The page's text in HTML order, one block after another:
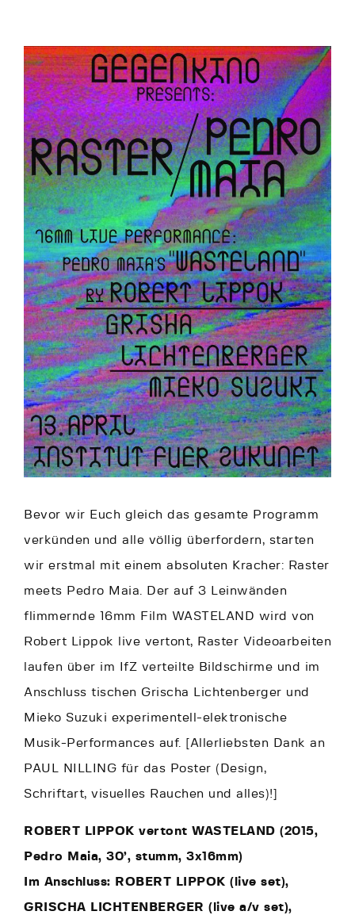
Bevor wir Euch gleich das gesamte Programm
verkünden und alle völlig überfordern, starten
wir erstmal mit einem absoluten Kracher: Raster
meets Pedro Maia. Der auf 3 Leinwänden
flimmernde 16mm Film WASTELAND wird von
Robert Lippok live vertont, Raster Videoarbeiten
laufen über im IfZ verteilte Bildschirme und im
Anschluss tischen Grischa Lichtenberger und
Mieko Suzuki experimentell-elektronische
Musik-Performances auf. [Allerliebsten Dank an
PAUL NILLING für das Poster (Design,
Schriftart, visuelles Rauchen und alles)!]
ROBERT LIPPOK vertont WASTELAND (2015,
Pedro Maia, 30’, stumm, 3x16mm)
Im Anschluss: ROBERT LIPPOK (live set),
GRISCHA LICHTENBERGER (live a/v set),